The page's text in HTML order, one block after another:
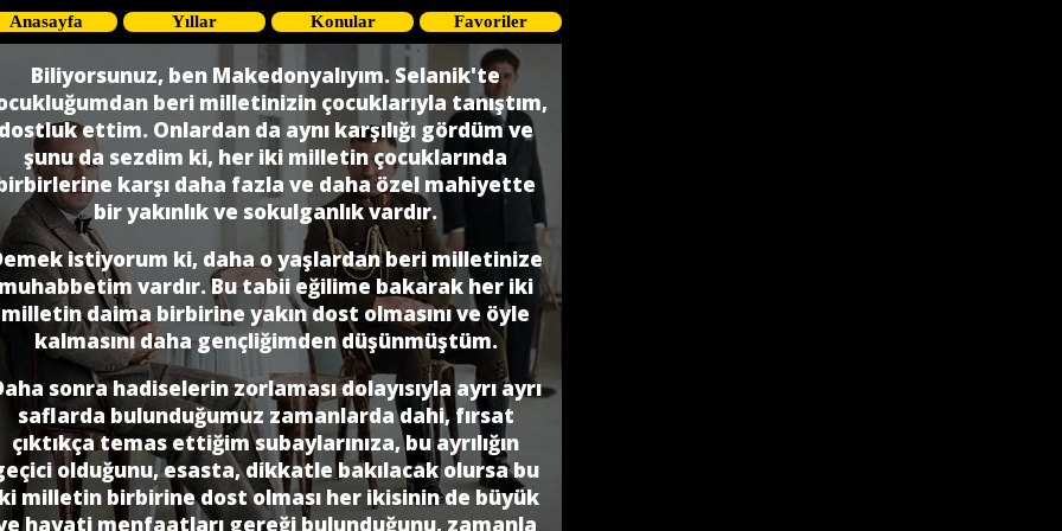
Anasayfa Yıllar Konular Favoriler
Biliyorsunuz, ben Makedonyalıyım. Selanik'te
beri milletinizin çocuklarıyla tanıştım,
ettim. Onlardan da aynı karşılığı gördüm ve
şunu da sezdim ki, her iki milletin çocuklarında
karşı daha fazla ve daha özel mahiyette
bir yakınlık ve sokulganlık vardır.
istiyorum ki, daha o yaşlardan beri milletinize
vardır. Bu tabii eğilime bakarak her iki
milletin daima birbirine yakın dost olmasını ve öyle
kalmasını daha gençliğimden düşünmüştüm.
sonra hadiselerin zorlaması dolayısıyla ayrı ayrı
saflarda bulunduğumuz zamanlarda dahi, fırsat
çıktıkça temas ettiğim subaylarınıza, bu ayrılığın
olduğunu, esasta, dikkatle bakılacak olursa bu
milletin birbirine dost olması her ikisinin de büyük
hayati menfaatları gereği bulunduğunu, zamanla